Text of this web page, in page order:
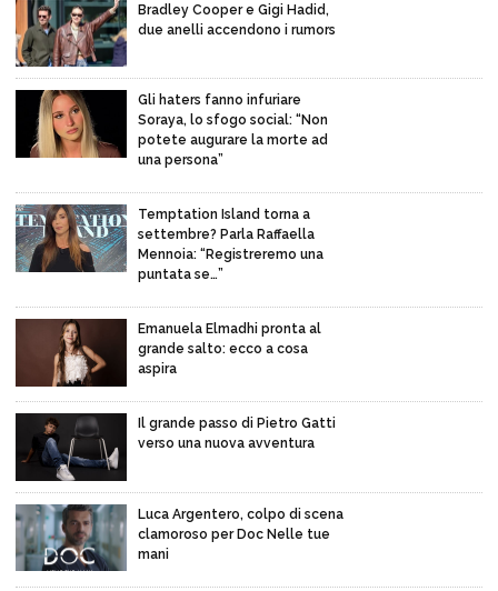
Bradley Cooper e Gigi Hadid,
due anelli accendono i rumors
Gli haters fanno infuriare
Soraya, lo sfogo social: “Non
potete augurare la morte ad
una persona”
Temptation Island torna a
settembre? Parla Raffaella
Mennoia: “Registreremo una
puntata se…”
Emanuela Elmadhi pronta al
grande salto: ecco a cosa
aspira
Il grande passo di Pietro Gatti
verso una nuova avventura
Luca Argentero, colpo di scena
clamoroso per Doc Nelle tue
mani